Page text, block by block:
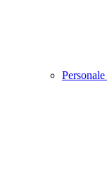
Personale